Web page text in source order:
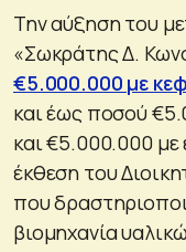
Την αύξηση του
«Σωκράτης Δ.
€5.000.000 με
και έως ποσού
και €5.000.000 με
έκθεση του
που
βιομηχανία